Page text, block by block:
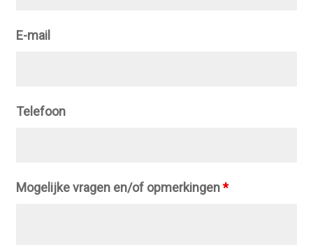
E-mail
Telefoon
Mogelijke vragen en/of opmerkingen*